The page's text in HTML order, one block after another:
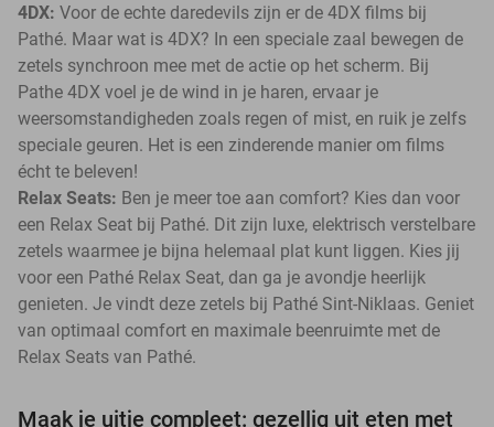
4DX: Voor de echte daredevils zijn er de 4DX films bij
Pathé. Maar wat is 4DX? In een speciale zaal bewegen de
zetels synchroon mee met de actie op het scherm. Bij
Pathe 4DX voel je de wind in je haren, ervaar je
weersomstandigheden zoals regen of mist, en ruik je zelfs
speciale geuren. Het is een zinderende manier om films
écht te beleven!
Relax Seats: Ben je meer toe aan comfort? Kies dan voor
een Relax Seat bij Pathé. Dit zijn luxe, elektrisch verstelbare
zetels waarmee je bijna helemaal plat kunt liggen. Kies jij
voor een Pathé Relax Seat, dan ga je avondje heerlijk
genieten. Je vindt deze zetels bij Pathé Sint-Niklaas. Geniet
van optimaal comfort en maximale beenruimte met de
Relax Seats van Pathé.
Maak je uitje compleet: gezellig uit eten met